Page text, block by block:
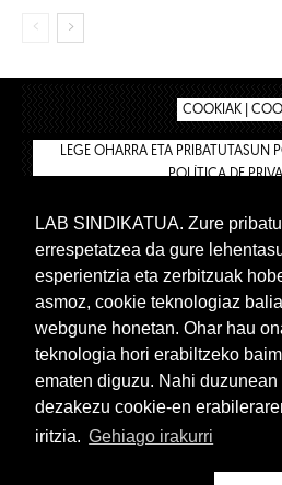
COOKIAK |
LEGE OHARRA ETA PRIBATUTASUN
POLÍTICA DE
BIZILAN.EUS
INTRANET 🔑
Euskera
LAB SINDIKATUA. Zure
errespetatzea da gure
esperientzia eta zerbitzuak
asmoz, cookie teknologiaz
webgune honetan. Ohar hau
teknologia hori erabiltzeko
ematen diguzu. Nahi duzunean
dezakezu cookie-en
iritzia. Gehiago irakurri